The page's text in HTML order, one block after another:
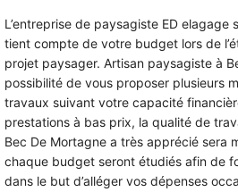
L’entreprise de paysagiste ED elagage
tient compte de votre budget lors de
projet paysager. Artisan paysagiste à
possibilité de vous proposer plusieurs
travaux suivant votre capacité
prestations à bas prix, la qualité de
Bec De Mortagne a très apprécié sera
chaque budget seront étudiés afin de
dans le but d’alléger vos dépenses